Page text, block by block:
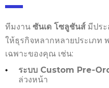
ทีมงาน ซันเด โซลูชันส์ มีปร
ให้ธุรกิจหลากหลายประเภท
เฉพาะของคุณ เช่น:
ระบบ Custom Pre-
ล่วงหน้า